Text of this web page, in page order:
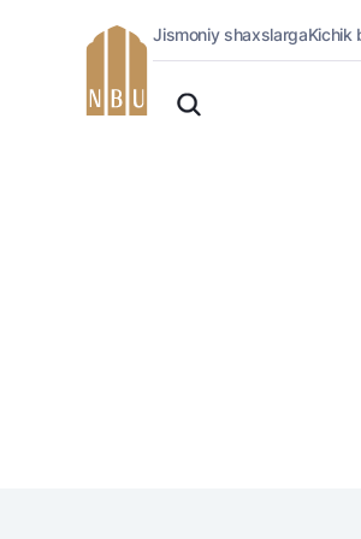
O'zbek
Jismoniy shaxslargaKichik